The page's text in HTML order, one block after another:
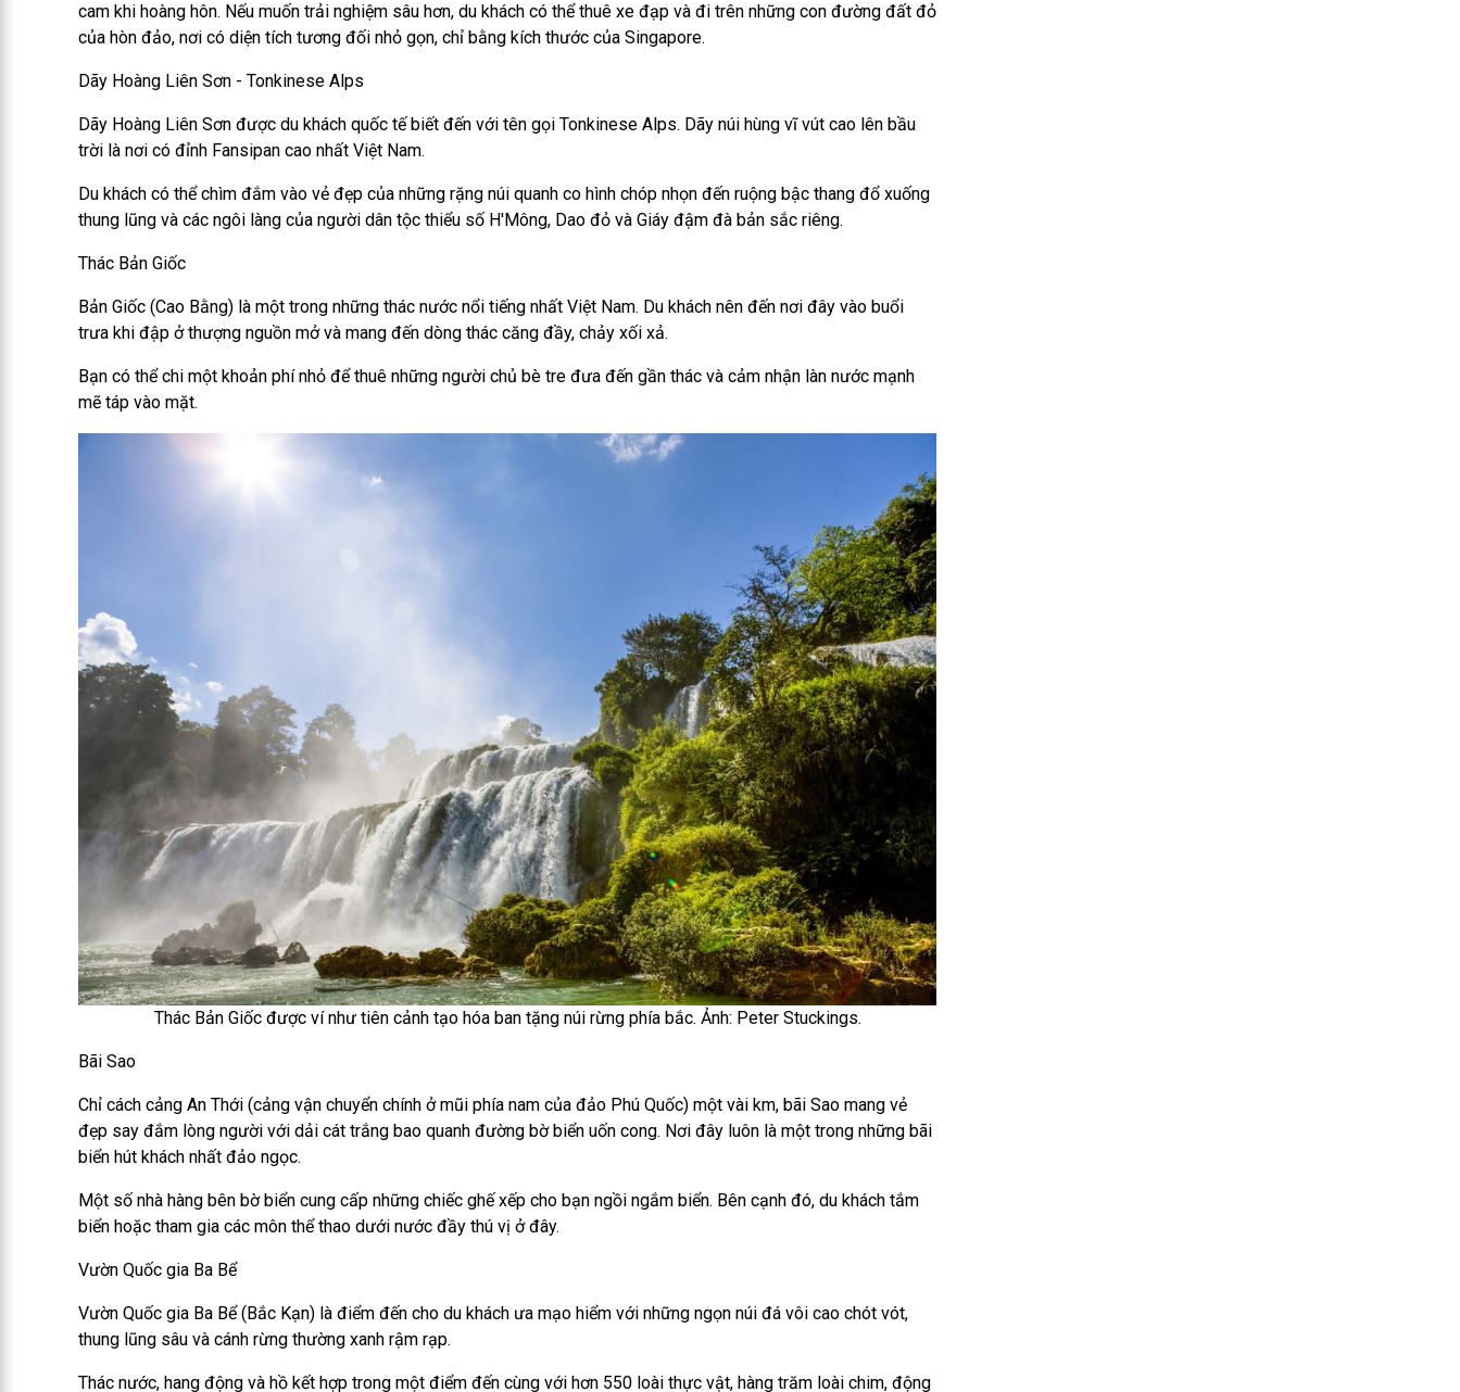
cam khi hoàng hôn. Nếu muốn trải nghiệm sâu hơn, du khách có thể thuê xe đạp và đi trên những con đường đất đỏ
của hòn đảo, nơi có diện tích tương đối nhỏ gọn, chỉ bằng kích thước của Singapore.
Dãy Hoàng Liên Sơn - Tonkinese Alps
Dãy Hoàng Liên Sơn được du khách quốc tế biết đến với tên gọi Tonkinese Alps. Dãy núi hùng vĩ vút cao lên bầu
trời là nơi có đỉnh Fansipan cao nhất Việt Nam.
Du khách có thể chìm đắm vào vẻ đẹp của những rặng núi quanh co hình chóp nhọn đến ruộng bậc thang đổ xuống
thung lũng và các ngôi làng của người dân tộc thiểu số H'Mông, Dao đỏ và Giáy đậm đà bản sắc riêng.
Thác Bản Giốc
Bản Giốc (Cao Bằng) là một trong những thác nước nổi tiếng nhất Việt Nam. Du khách nên đến nơi đây vào buổi
trưa khi đập ở thượng nguồn mở và mang đến dòng thác căng đầy, chảy xối xả.
Bạn có thể chi một khoản phí nhỏ để thuê những người chủ bè tre đưa đến gần thác và cảm nhận làn nước mạnh
mẽ táp vào mặt.
Thác Bản Giốc được ví như tiên cảnh tạo hóa ban tặng núi rừng phía bắc. Ảnh: Peter Stuckings.
Bãi Sao
Chỉ cách cảng An Thới (cảng vận chuyển chính ở mũi phía nam của đảo Phú Quốc) một vài km, bãi Sao mang vẻ
đẹp say đắm lòng người với dải cát trắng bao quanh đường bờ biển uốn cong. Nơi đây luôn là một trong những bãi
biển hút khách nhất đảo ngọc.
Một số nhà hàng bên bờ biển cung cấp những chiếc ghế xếp cho bạn ngồi ngắm biển. Bên cạnh đó, du khách tắm
biển hoặc tham gia các môn thể thao dưới nước đầy thú vị ở đây.
Vườn Quốc gia Ba Bể
Vườn Quốc gia Ba Bể (Bắc Kạn) là điểm đến cho du khách ưa mạo hiểm với những ngọn núi đá vôi cao chót vót,
thung lũng sâu và cánh rừng thường xanh rậm rạp.
Thác nước, hang động và hồ kết hợp trong một điểm đến cùng với hơn 550 loài thực vật, hàng trăm loài chim, động